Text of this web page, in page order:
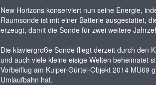
New Horizons konserviert nun seine Energie,
Raumsonde ist mit einer Batterie ausgestattet,
erzeugt, damit die Sonde für zwei weitere
Die klaviergroße Sonde fliegt derzeit durch den
und auch viele kleine eisige Welten beheimatet
Vorbeiflug am Kuiper-Gürtel-Objekt 2014 MU69
Umlaufbahn hat.